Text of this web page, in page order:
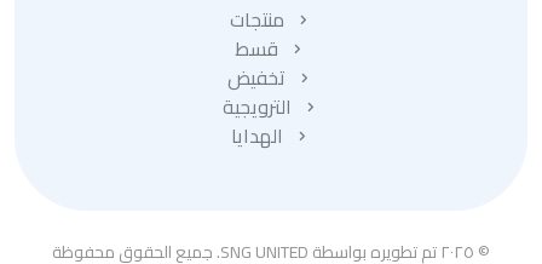
منتجات
قسط
تخفيض
الترويجية
الهدايا
© ٢٠٢٥ تم تطويره بواسطة SNG UNITED. جميع الحقوق محفوظة